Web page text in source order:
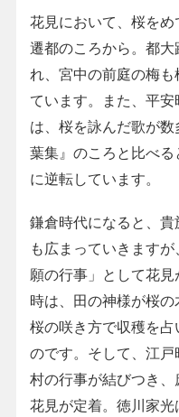
花見において、桜を
遷都のころから。都
れ、宮中の前庭の梅
ています。また、平
は、桜を詠んだ歌が
葉集』のころと比べ
に逆転しています。
鎌倉時代になると、
も広まっていきます
願の行事」として花
時は、田の神様が桜の
桜の咲き方で収穫を
のです。そして、江
村の行事が結びつき
花見が定着。徳川家